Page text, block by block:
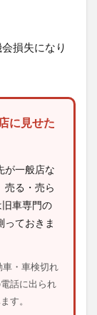
損失になり
に見せた
が一般店な
売る・売ら
車専門の
っておきま
・車検切れ
話に出られ
す。